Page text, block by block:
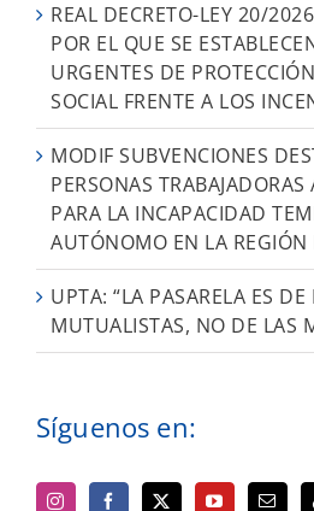
REAL DECRETO-LEY 20/
POR EL QUE SE
URGENTES DE
SOCIAL FRENTE A LOS
MODIF SUBVENCIONES
PERSONAS
PARA LA INCAPACIDAD
AUTÓNOMO EN LA
UPTA: “LA PASARELA ES DE
MUTUALISTAS, NO DE LAS
Síguenos en: